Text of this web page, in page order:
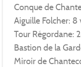
Conque de
Aiguille Folcher: 8
Tour Régordane:
Bastion de la
Miroir de